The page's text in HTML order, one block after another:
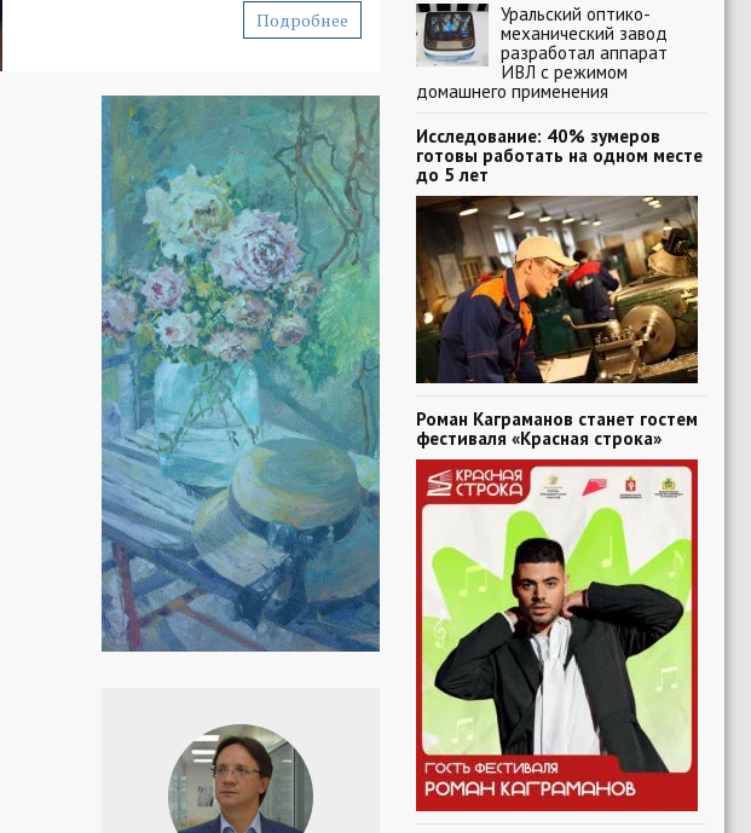
Подробнее
Уральский оптико-
механический завод
разработал аппарат
ИВЛ с режимом
домашнего применения
Исследование: 40% зумеров
готовы работать на одном месте
до 5 лет
Роман Каграманов станет гостем
фестиваля «Красная строка»